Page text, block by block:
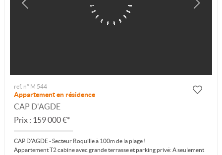
ref. n° M 544
Appartement en résidence
CAP D'AGDE
Prix : 159 000 €*
CAP D'AGDE - Secteur Roquille à 100m de la plage !
Appartement T2 cabine avec grande terrasse et parking privé: A seulement